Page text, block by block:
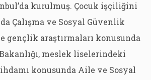
kurulmuş. Çocuk işçiliğini
Çalışma ve Sosyal Güvenlik
gençlik araştırmaları konusunda
meslek liselerindeki
konusunda Aile ve Sosyal